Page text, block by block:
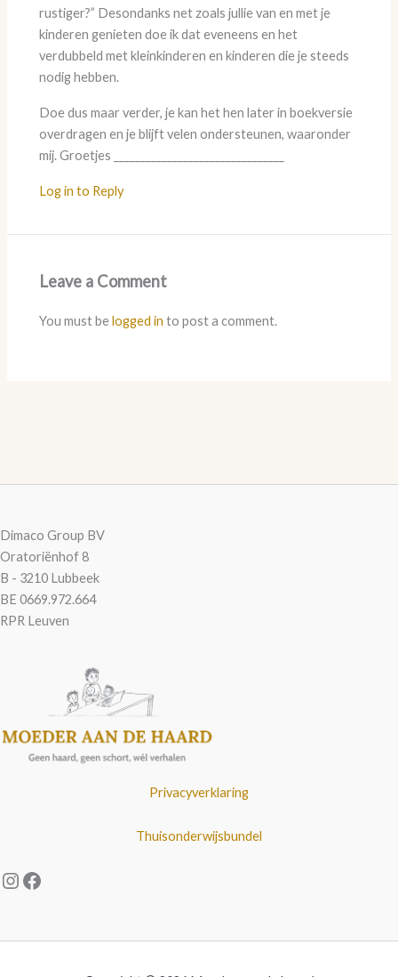
rustiger?” Desondanks net zoals jullie van en met je
kinderen genieten doe ik dat eveneens en het
verdubbeld met kleinkinderen en kinderen die je steeds
nodig hebben.
Doe dus maar verder, je kan het hen later in boekversie
overdragen en je blijft velen ondersteunen, waaronder
mij. Groetjes ________________________________
Log in to Reply
Leave a Comment
You must belogged in to post a comment.
Dimaco Group BV
Oratoriënhof 8
B - 3210 Lubbeek
BE 0669.972.664
RPR Leuven
Privacyverklaring
Thuisonderwijsbundel